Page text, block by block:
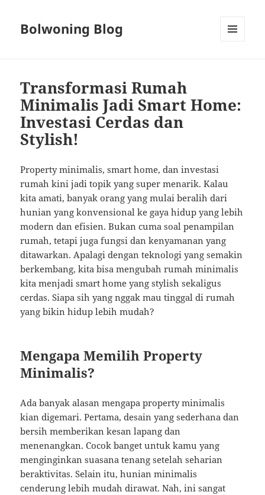
Bolwoning Blog
Transformasi Rumah
Minimalis Jadi Smart Home:
Investasi Cerdas dan
Stylish!
Property minimalis, smart home, dan investasi
rumah kini jadi topik yang super menarik. Kalau
kita amati, banyak orang yang mulai beralih dari
hunian yang konvensional ke gaya hidup yang lebih
modern dan efisien. Bukan cuma soal penampilan
rumah, tetapi juga fungsi dan kenyamanan yang
ditawarkan. Apalagi dengan teknologi yang semakin
berkembang, kita bisa mengubah rumah minimalis
kita menjadi smart home yang stylish sekaligus
cerdas. Siapa sih yang nggak mau tinggal di rumah
yang bikin hidup lebih mudah?
Mengapa Memilih Property
Minimalis?
Ada banyak alasan mengapa property minimalis
kian digemari. Pertama, desain yang sederhana dan
bersih memberikan kesan lapang dan
menenangkan. Cocok banget untuk kamu yang
menginginkan suasana tenang setelah seharian
beraktivitas. Selain itu, hunian minimalis
cenderung lebih mudah dirawat. Nah, ini sangat